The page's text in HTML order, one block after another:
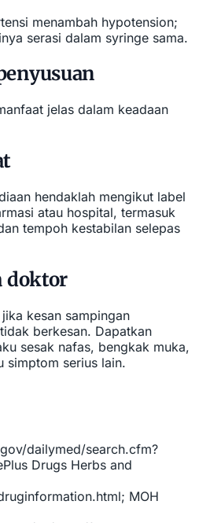
menambah hypotension;
serasi dalam syringe sama.
jelas dalam keadaan
hendaklah mengikut label
atau hospital, termasuk
tempoh kestabilan selepas
doktor
kesan sampingan
berkesan. Dapatkan
sesak nafas, bengkak muka,
simptom serius lain.
dailymed/search.cfm?
Drugs Herbs and
MOH